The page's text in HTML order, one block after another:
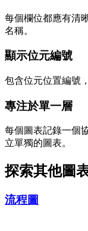
每個欄位都應有清
名稱。
顯示位元編號
包含位元位置編號
專注於單一層
每個圖表記錄一個
立單獨的圖表。
探索其他圖
流程圖